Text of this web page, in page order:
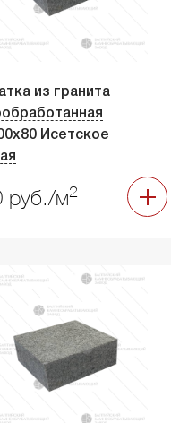
из гранита
Исетское
руб./м2